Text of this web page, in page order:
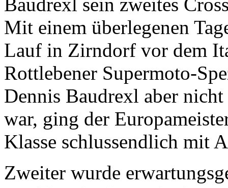
Mit einem überlegenen
Lauf in Zirndorf vor dem
Rottlebener Supermoto-
Dennis Baudrexl aber
war, ging der
Klasse schlussendlich mit
Zweiter wurde